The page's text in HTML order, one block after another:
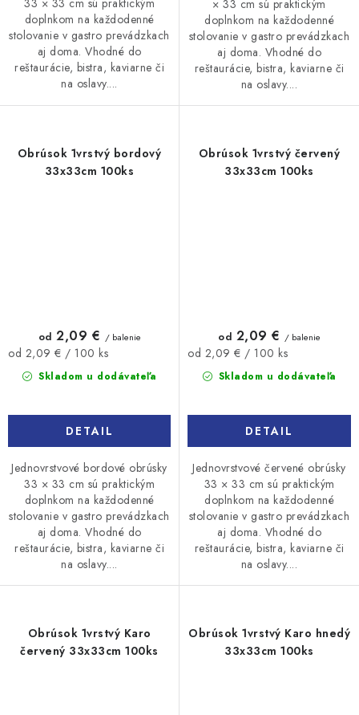
33 × 33 cm sú praktickým
doplnkom na každodenné
stolovanie v gastro prevádzkach
aj doma. Vhodné do
reštaurácie, bistra, kaviarne či
na oslavy....
× 33 cm sú praktickým
doplnkom na každodenné
stolovanie v gastro prevádzkach
aj doma. Vhodné do
reštaurácie, bistra, kaviarne či
na oslavy....
Obrúsok 1vrstvý bordový
33x33cm 100ks
Skladom u dodávateľa
od 2,09 € / balenie
Jednotková
cena:
od 2,09 € / 100 ks
DETAIL
Jednovrstvové bordové obrúsky
33 × 33 cm sú praktickým
doplnkom na každodenné
stolovanie v gastro prevádzkach
aj doma. Vhodné do
reštaurácie, bistra, kaviarne či
na oslavy....
Obrúsok 1vrstvý červený
33x33cm 100ks
Skladom u dodávateľa
od 2,09 € / balenie
Jednotková
cena:
od 2,09 € / 100 ks
DETAIL
Jednovrstvové červené obrúsky
33 × 33 cm sú praktickým
doplnkom na každodenné
stolovanie v gastro prevádzkach
aj doma. Vhodné do
reštaurácie, bistra, kaviarne či
na oslavy....
Obrúsok 1vrstvý Karo
červený 33x33cm 100ks
Obrúsok 1vrstvý Karo hnedý
33x33cm 100ks